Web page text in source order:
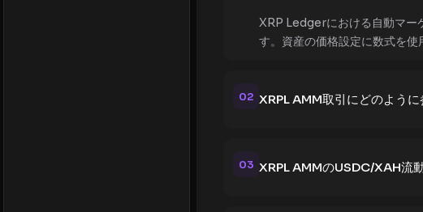
XRP Ledgerにおける自動マー
す。資産の価格設定に数式を使
02 XRPL AMM取引にどのように
03 XRPL AMMのUSDC/XAH流